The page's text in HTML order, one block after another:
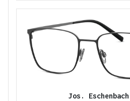
Jos. Eschenbach